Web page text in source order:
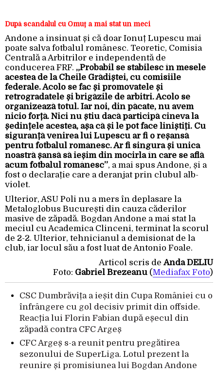
După scandalul cu Omuț a mai stat un meci
Andone a insinuat și că doar Ionuț Lupescu mai
poate salva fotbalul românesc. Teoretic, Comisia
Centrală a Arbitrilor e independentă de
conducerea FRF. „Probabil se stabilesc în mesele
acestea de la Cheile Grădiștei, cu comisiile
federale. Acolo se fac și promovatele și
retrogradatele și brigăzile de arbitri. Acolo se
organizează totul. Iar noi, din păcate, nu avem
nicio forță. Nici nu știu dacă participă cineva la
ședințele acestea, așa că și le pot face liniștiți. Cu
siguranță venirea lui Lupescu ar fi o reșansă
pentru fotbalul românesc. Ar fi singura și unica
noastră șansă să ieșim din mocirla în care se află
acum fotbalul românesc”, a mai spus Andone, și a
fost o declarație care a deranjat prin clubul alb-
violet.
Ulterior, ASU Poli nu a mers în deplasare la
Metaloglobus București din cauza căderilor
masive de zăpadă. Bogdan Andone a mai stat la
meciul cu Academica Clinceni, terminat la scorul
de 2-2. Ulterior, tehnicianul a demisionat de la
club, iar locul său a fost luat de Antonio Foale.
Articol scris deAnda DELIU
Foto: Gabriel Brezeanu (Mediafax Foto)
CSC Dumbrăvița a ieșit din Cupa României cu o
înfrângere cu gol decisiv primit din offside.
Reacția lui Florin Fabian după eșecul din
zăpadă contra CFC Argeș
CFC Argeș s-a reunit pentru pregătirea
sezonului de SuperLiga. Lotul prezent la
reunire și promisiunea lui Bogdan Andone